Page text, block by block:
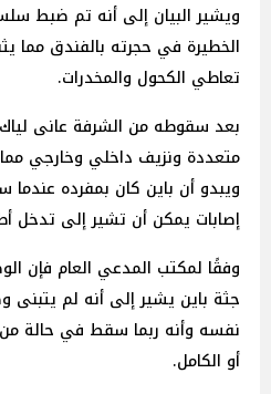
ويشير البيان إلى أنه تم ضبط
الخطيرة في حجرته بالفندق مما
تعاطي الكحول والمخدرات.
بعد سقوطه من الشرفة عانى
متعددة ونزيف داخلي وخارجي
ويبدو أن باين كان بمفرده
إصابات يمكن أن تشير إلى تدخل
وفقًا لمكتب المدعي العام فإن
جثة باين يشير إلى أنه لم يتبنى
نفسه وأنه ربما سقط في حالة
أو الكامل.